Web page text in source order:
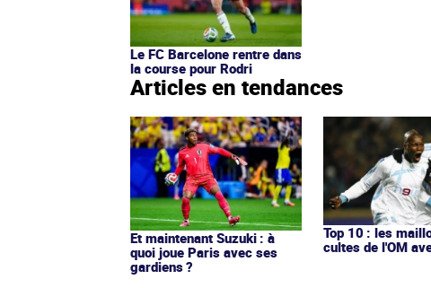
Le FC Barcelone rentre dans
la course pour Rodri
Articles en tendances
Et maintenant Suzuki : à
quoi joue Paris avec ses
gardiens ?
Top 10 : les
cultes de l'OM